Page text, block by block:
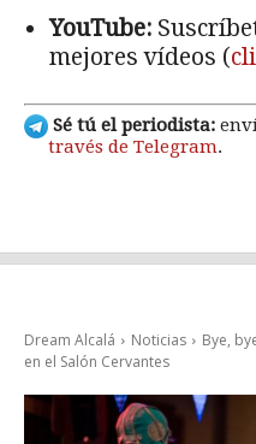
YouTube:
mejores vídeos (
Sé tú el periodista:
través de Telegram.